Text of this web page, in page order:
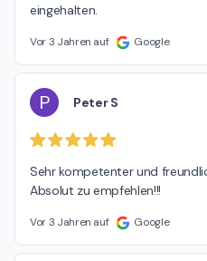
eingehalten.
Vor 3 Jahren auf Google
P Peter S
Sehr kompetenter und
Absolut zu empfehlen!!!
Vor 3 Jahren auf Google